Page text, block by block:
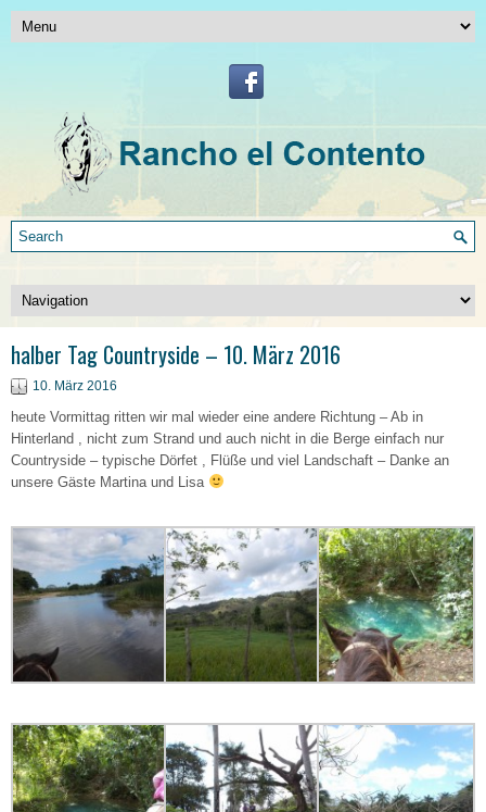
halber Tag Countryside – 10. März 2016
10. März 2016
heute Vormittag ritten wir mal wieder eine andere Richtung – Ab in
Hinterland , nicht zum Strand und auch nicht in die Berge einfach nur
Countryside – typische Dörfet , Flüße und viel Landschaft – Danke an
unsere Gäste Martina und Lisa